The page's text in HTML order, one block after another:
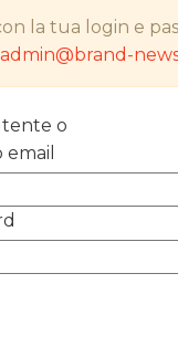
la tua login e
admin@brand-
o